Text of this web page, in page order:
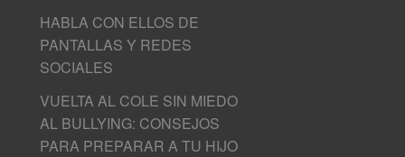
HABLA CON ELLOS DE
PANTALLAS Y REDES
SOCIALES
VUELTA AL COLE SIN MIEDO
AL BULLYING: CONSEJOS
PARA PREPARAR A TU HIJO